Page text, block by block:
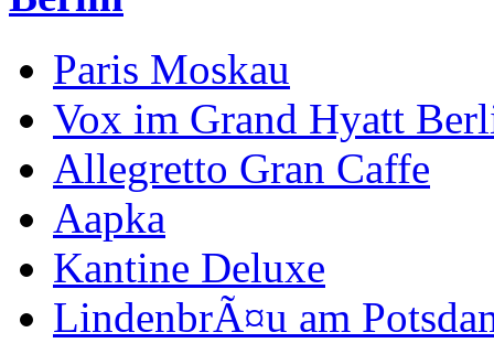
Paris Moskau
Vox im Grand Hyatt
Allegretto Gran Caffe
Aapka
Kantine Deluxe
LindenbrÃ¤u am